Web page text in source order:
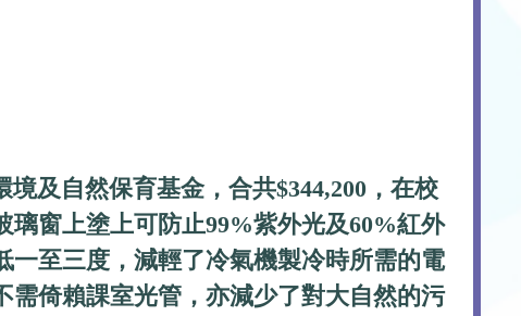
境及自然保育基金，合共$344,200，在校
窗上塗上可防止99%紫外光及60%紅外
至三度，減輕了冷氣機製冷時所需的電
倚賴課室光管，亦減少了對大自然的污